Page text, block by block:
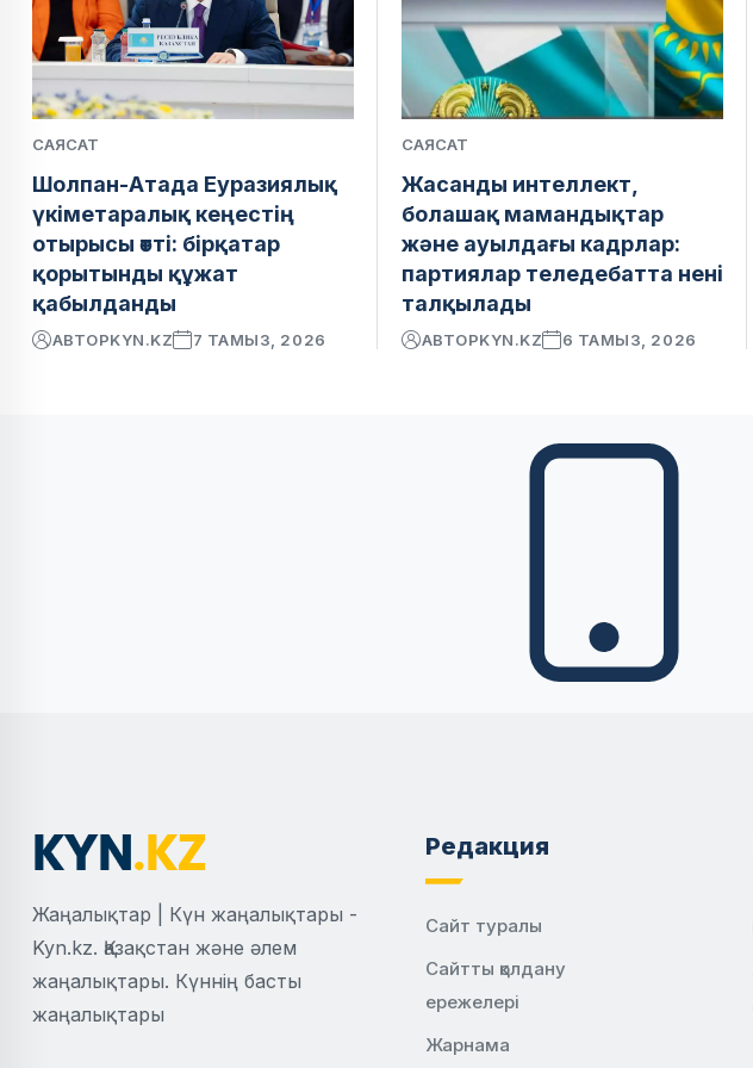
САЯСАТ
Шолпан-Атада Еуразиялық
үкіметаралық кеңестің
отырысы өтті: бірқатар
қорытынды құжат
қабылданды
АВТОРKYN.KZ 7 ТАМЫЗ, 2026
САЯСАТ
Жасанды интеллект,
болашақ мамандықтар
және ауылдағы кадрлар:
партиялар теледебатта нені
талқылады
АВТОРKYN.KZ 6 ТАМЫЗ, 2026
Жаңалықтар | Күн жаңалықтары -
Kyn.kz. Қазақстан және әлем
жаңалықтары. Күннің басты
жаңалықтары
Редакция
Сайт туралы
Сайтты қолдану
ережелері
Жарнама